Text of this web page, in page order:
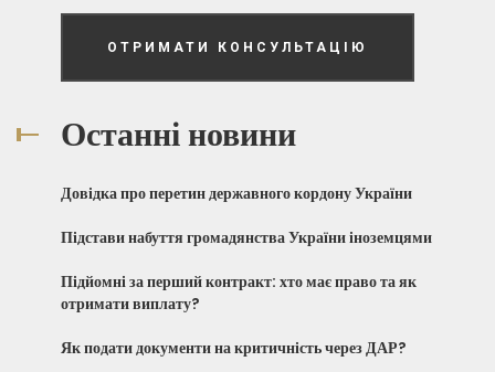
ОТРИМАТИ КОНСУЛЬТАЦІЮ
Останні новини
Довідка про перетин державного кордону України
Підстави набуття громадянства України іноземцями
Підйомні за перший контракт: хто має право та як
отримати виплату?
Як подати документи на критичність через ДАР?